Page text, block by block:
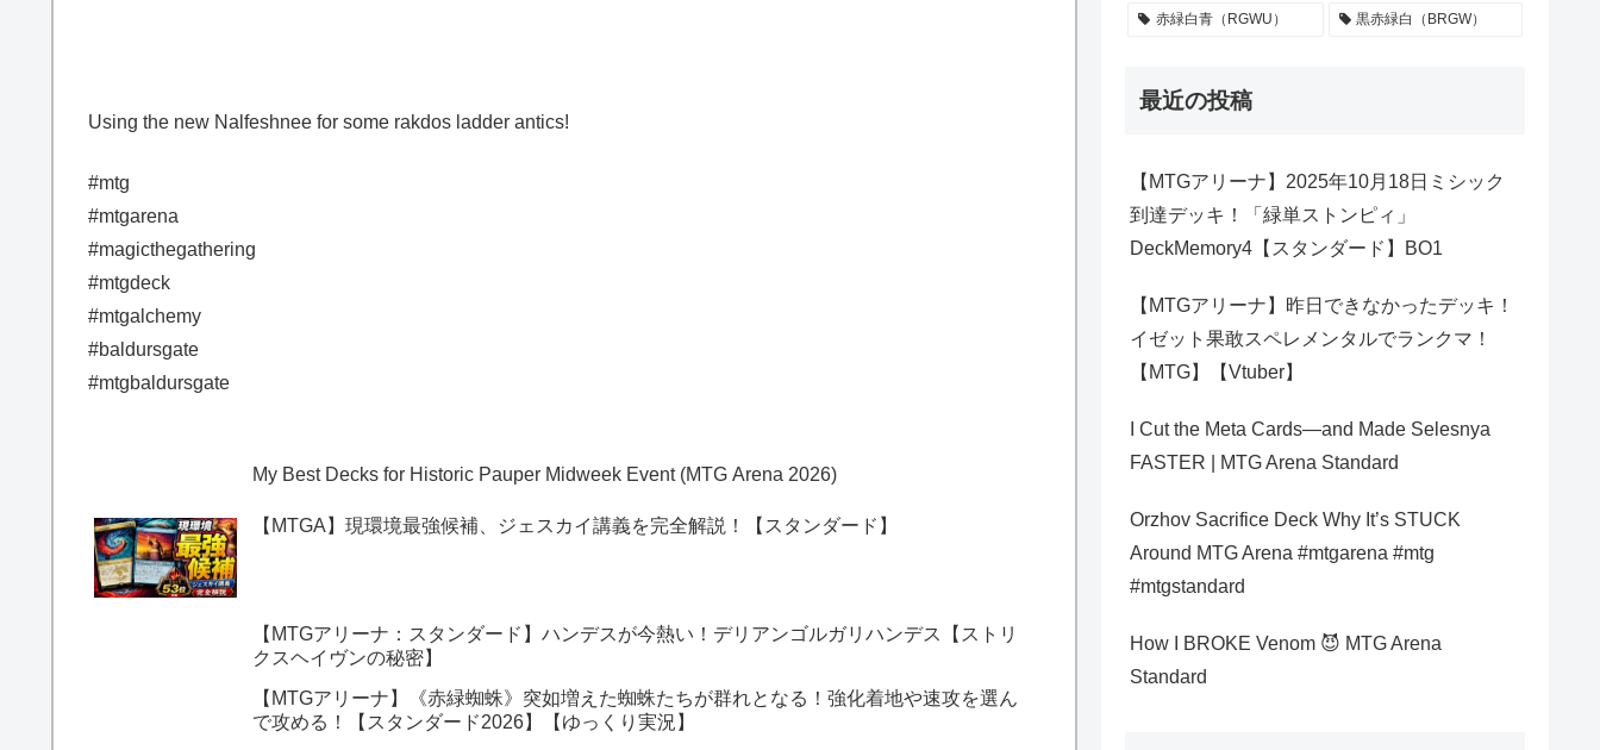
Using the new Nalfeshnee for some rakdos ladder antics!
#mtg
#mtgarena
#magicthegathering
#mtgdeck
#mtgalchemy
#baldursgate
#mtgbaldursgate
My Best Decks for Historic Pauper Midweek Event (MTG Arena 2026)
【MTGA】現環境最強候補、ジェスカイ講義を完全解説！【スタンダード】
【MTGアリーナ：スタンダード】ハンデスが今熱い！デリアンゴルガリハンデス【ストリ
クスヘイヴンの秘密】
【MTGアリーナ】《赤緑蜘蛛》突如増えた蜘蛛たちが群れとなる！強化着地や速攻を選ん
で攻める！【スタンダード2026】【ゆっくり実況】
赤緑白青（RGWU） 黒赤緑白（BRGW）
最近の投稿
【MTGアリーナ】2025年10月18日ミシック
到達デッキ！「緑単ストンピィ」
DeckMemory4【スタンダード】BO1
【MTGアリーナ】昨日できなかったデッキ！
イゼット果敢スペレメンタルでランクマ！
【MTG】【Vtuber】
I Cut the Meta Cards—and Made Selesnya
FASTER | MTG Arena Standard
Orzhov Sacrifice Deck Why It’s STUCK
Around MTG Arena #mtgarena #mtg
#mtgstandard
How I BROKE Venom 😈 MTG Arena
Standard